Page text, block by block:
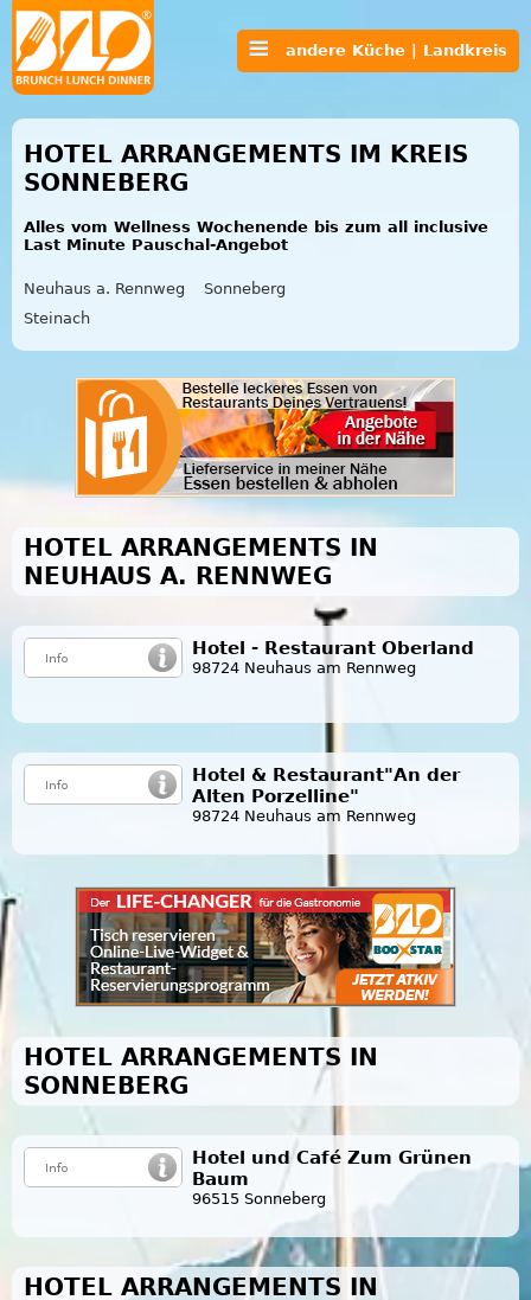
andere Küche | Landkreis
HOTEL ARRANGEMENTS IM KREIS
SONNEBERG
Alles vom Wellness Wochenende bis zum all inclusive
Last Minute Pauschal-Angebot
Neuhaus a. Rennweg
Sonneberg
Steinach
HOTEL ARRANGEMENTS IN
NEUHAUS A. RENNWEG
Hotel - Restaurant Oberland
98724 Neuhaus am Rennweg
Hotel & Restaurant"An der
Alten Porzelline"
98724 Neuhaus am Rennweg
HOTEL ARRANGEMENTS IN
SONNEBERG
Hotel und Café Zum Grünen
Baum
96515 Sonneberg
HOTEL ARRANGEMENTS IN